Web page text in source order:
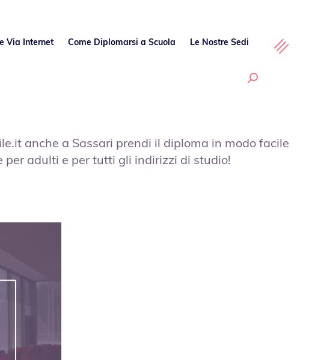
Via Internet Come Diplomarsi a Scuola Le Nostre Sedi
anche a Sassari prendi il diploma in modo facile
per adulti e per tutti gli indirizzi di studio!